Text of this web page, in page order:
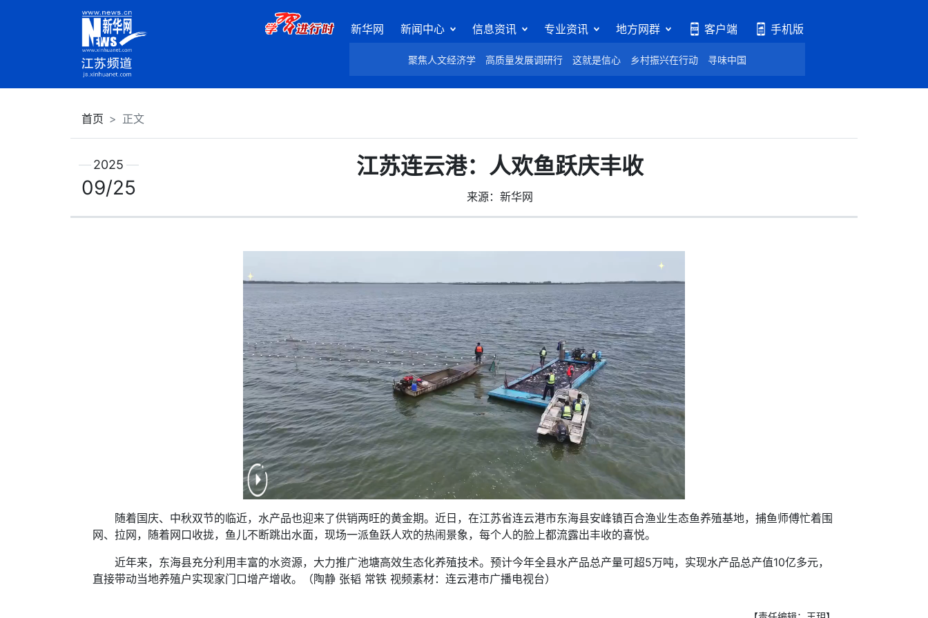
新华网 新闻中心 信息资讯 专业资讯 地方网群 客户端 手机版
聚焦人文经济学 高质量发展调研行 这就是信心 乡村振兴在行动 寻味中国
首页 正文
江苏连云港：人欢鱼跃庆丰收
来源：新华网
2025
09/25
随着国庆、中秋双节的临近，水产品也迎来了供销两旺的黄金期。近日，在江苏省连云港市东海县安峰镇百合渔业生态鱼养殖基地，捕鱼师傅忙着围
网、拉网，随着网口收拢，鱼儿不断跳出水面，现场一派鱼跃人欢的热闹景象，每个人的脸上都流露出丰收的喜悦。
近年来，东海县充分利用丰富的水资源，大力推广池塘高效生态化养殖技术。预计今年全县水产品总产量可超5万吨，实现水产品总产值10亿多元，
直接带动当地养殖户实现家门口增产增收。（陶静 张韬 常铁 视频素材：连云港市广播电视台）